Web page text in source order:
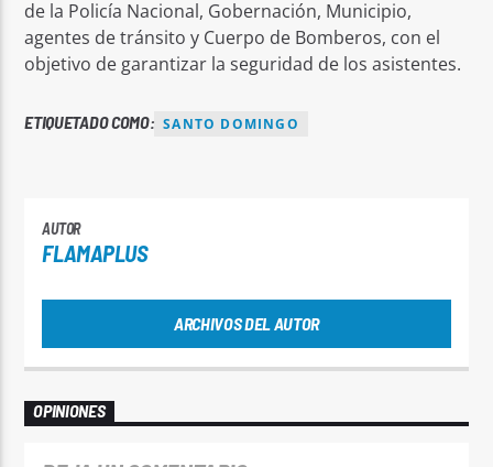
de la Policía Nacional, Gobernación, Municipio,
agentes de tránsito y Cuerpo de Bomberos, con el
objetivo de garantizar la seguridad de los asistentes.
ETIQUETADO COMO: SANTO DOMINGO
AUTOR
FLAMAPLUS
ARCHIVOS DEL AUTOR
OPINIONES